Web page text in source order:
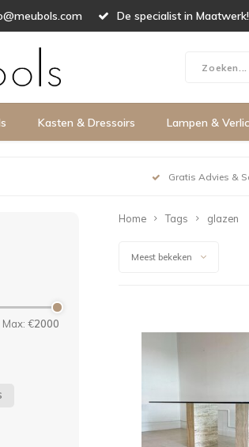
De specialist in Maatwerk!
Kasten & Dressoirs Lampen &
Gratis Advies &
Max: €2000
Home Tags glazen
Meest bekeken